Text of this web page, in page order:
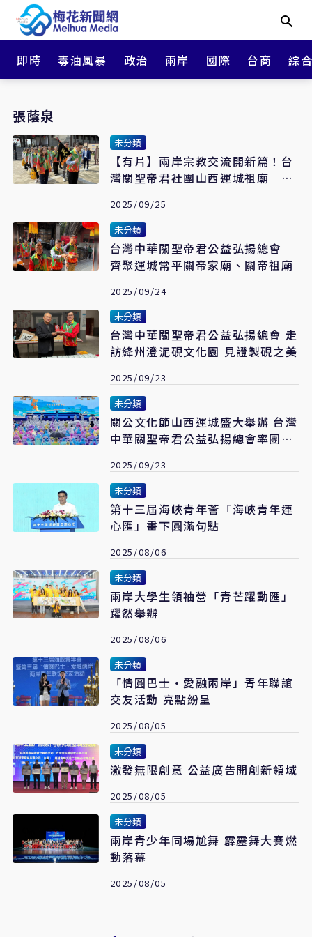
即時 毒油風暴 政治 兩岸 國際 台商 綜
張蔭泉
未分類
【有片】兩岸宗教交流開新篇！台
灣關聖帝君社團山西運城祖廟 恭
2025/09/25
未分類
台灣中華關聖帝君公益弘揚總會
齊聚運城常平關帝家廟、關帝祖廟
2025/09/24
未分類
台灣中華關聖帝君公益弘揚總會 走
訪絳州澄泥硯文化園 見證製硯之美
2025/09/23
未分類
關公文化節山西運城盛大舉辦 台灣
中華關聖帝君公益弘揚總會率團參
2025/09/23
未分類
第十三屆海峽青年薈「海峽青年連
心匯」畫下圓滿句點
2025/08/06
未分類
兩岸大學生領袖營「青芒躍動匯」
躍然舉辦
2025/08/06
未分類
「情圓巴士·愛融兩岸」青年聯誼
交友活動 亮點紛呈
2025/08/05
未分類
激發無限創意 公益廣告開創新領域
2025/08/05
未分類
兩岸青少年同場尬舞 霹靂舞大賽燃
動落幕
2025/08/05